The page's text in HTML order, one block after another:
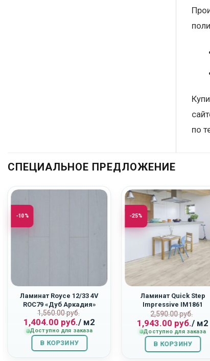
по
СПЕЦИАЛЬНОЕ ПРЕДЛОЖЕНИЕ
-10%
Ламинат Royce 12/33 4V
ROC79 «Дуб Аркадия»
1,560.00руб.
Первоначальная
цена
составляла
1,560.00
руб..
1,404.00 руб.
Текущая
цена:
1,404.00
руб..
/ м2
Доступно для заказа
В КОРЗИНУ
-25%
Ламинат Quick Step
Impressive IM1861
«Светло-Серый Бетон»
2,590.00руб.
цена
2,590.00
руб..
1,943.00 руб.
Текущая
цена:
1,943.00
руб..
/ м2
Доступно для заказа
В КОРЗИНУ